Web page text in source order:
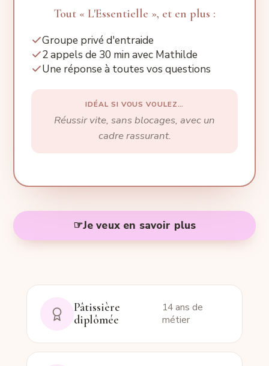
Tout « L'Essentielle », et en plus :
Groupe privé d'entraide
2 appels de 30 min avec Mathilde
Une réponse à toutes vos questions
IDÉAL SI VOUS VOULEZ…
Réussir vite, sans blocages, avec un
cadre rassurant.
☞Je veux en savoir plus
Pâtissière
diplômée
14 ans de
métier